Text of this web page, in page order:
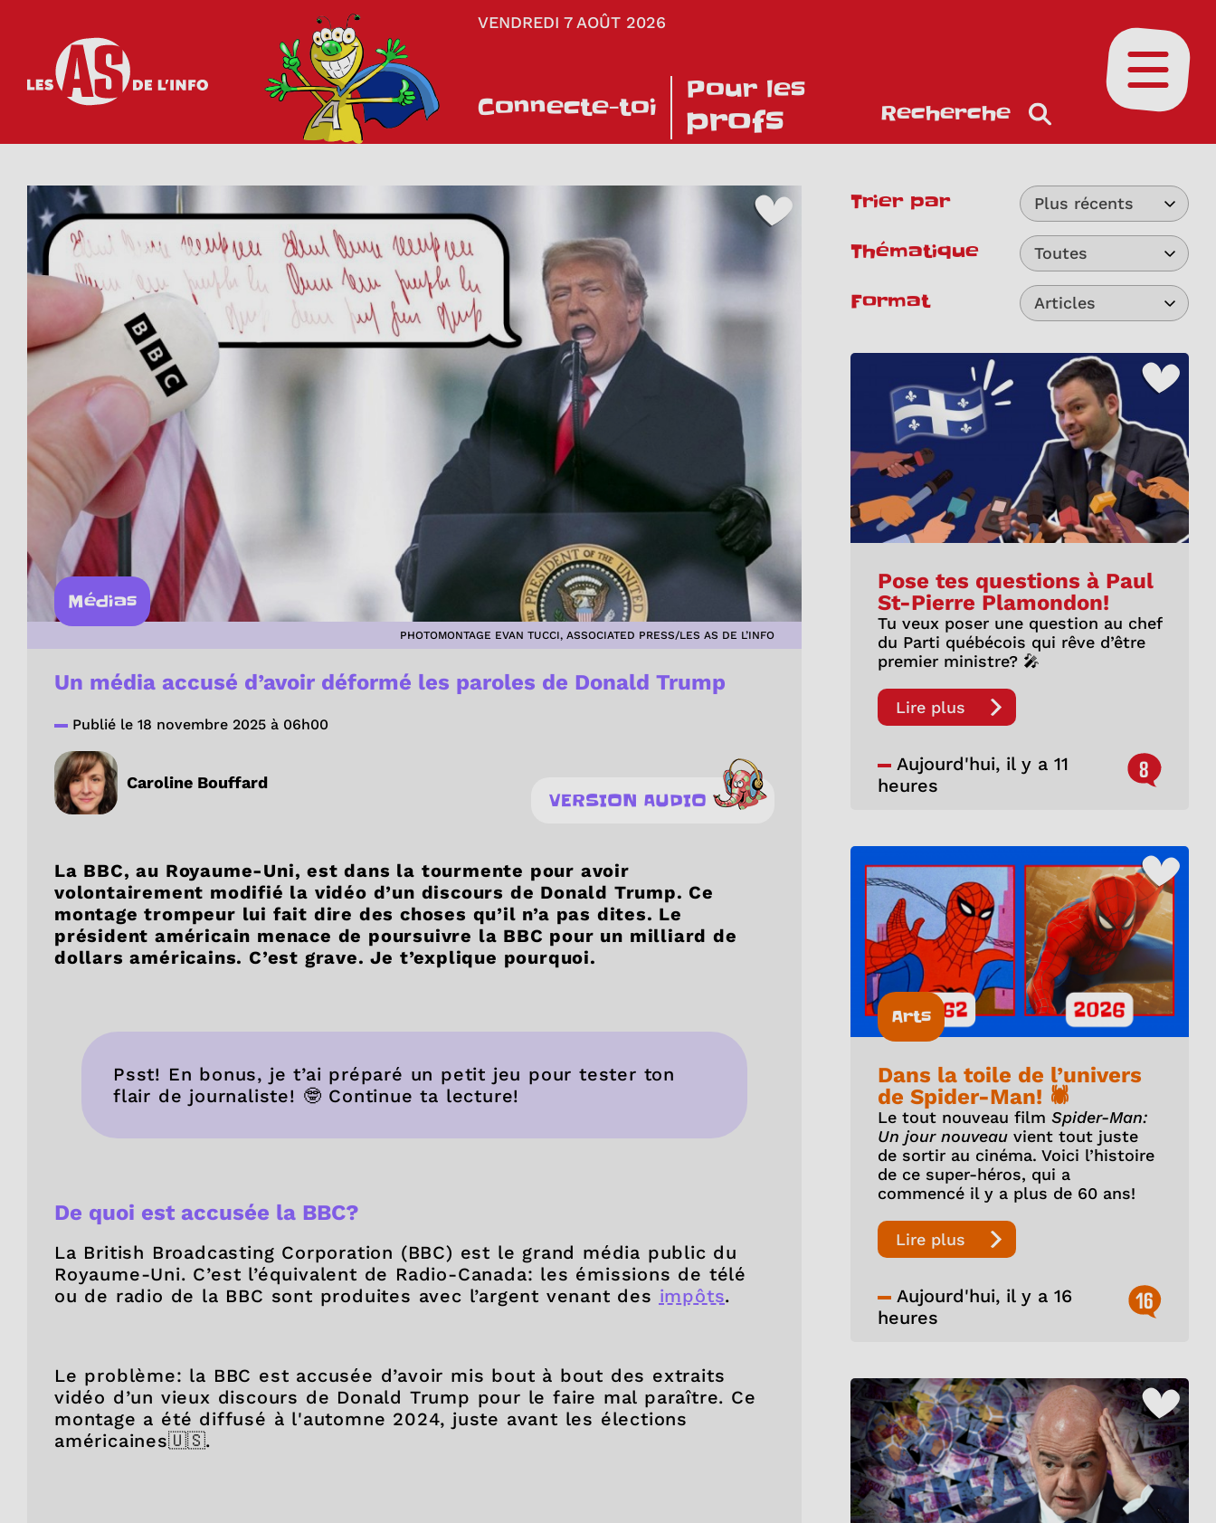
VENDREDI 7 AOÛT 2026
Connecte-toi
Pour les
profs Recherche
Ouvrir le
Médias
PHOTOMONTAGE EVAN TUCCI, ASSOCIATED PRESS/LES AS DE L’INFO
Un média accusé d’avoir déformé les paroles de Donald Trump
Publié le 18 novembre 2025 à 06h00
Caroline Bouffard
VERSION AUDIO
La BBC, au Royaume-Uni, est dans la tourmente pour avoir
volontairement modifié la vidéo d’un discours de Donald Trump. Ce
montage trompeur lui fait dire des choses qu’il n’a pas dites. Le
président américain menace de poursuivre la BBC pour un milliard de
dollars américains. C’est grave. Je t’explique pourquoi.
Psst! En bonus, je t’ai préparé un petit jeu pour tester ton
flair de journaliste! 🤓 Continue ta lecture!
De quoi est accusée la BBC?
La British Broadcasting Corporation (BBC) est le grand média public du
Royaume-Uni. C’est l’équivalent de Radio-Canada: les émissions de télé
ou de radio de la BBC sont produites avec l’argent venant des impôts.
Le problème: la BBC est accusée d’avoir mis bout à bout des extraits
vidéo d’un vieux discours de Donald Trump pour le faire mal paraître. Ce
montage a été diffusé à l'automne 2024, juste avant les élections
américaines🇺🇸.
Trier par Plus récents
Thématique Toutes
Format Articles
Pose tes questions à Paul
St-Pierre Plamondon!
Tu veux poser une question au chef
du Parti québécois qui rêve d’être
premier ministre? 🎤
Lire plus
Aujourd'hui, il y a 11
heures
8
Arts
Dans la toile de l’univers
de Spider-Man! 🕷️
Le tout nouveau film Spider-Man:
Un jour nouveauvient tout juste
de sortir au cinéma. Voici l’histoire
de ce super-héros, qui a
commencé il y a plus de 60 ans!
Lire plus
Aujourd'hui, il y a 16
heures
16